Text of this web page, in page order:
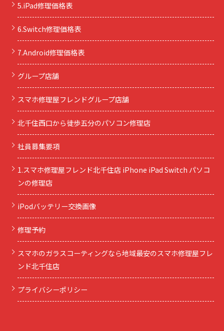
5.iPad修理価格表
6.Switch修理価格表
7.Android修理価格表
グループ店舗
スマホ修理屋フレンドグループ店舗
北千住西口から徒歩五分のパソコン修理店
社員募集要項
1.スマホ修理屋フレンド北千住店 iPhone iPad Switch パソコ
ンの修理店
iPodバッテリー交換画像
修理予約
スマホのガラスコーティングなら地域最安のスマホ修理屋フレ
ンド北千住店
プライバシーポリシー